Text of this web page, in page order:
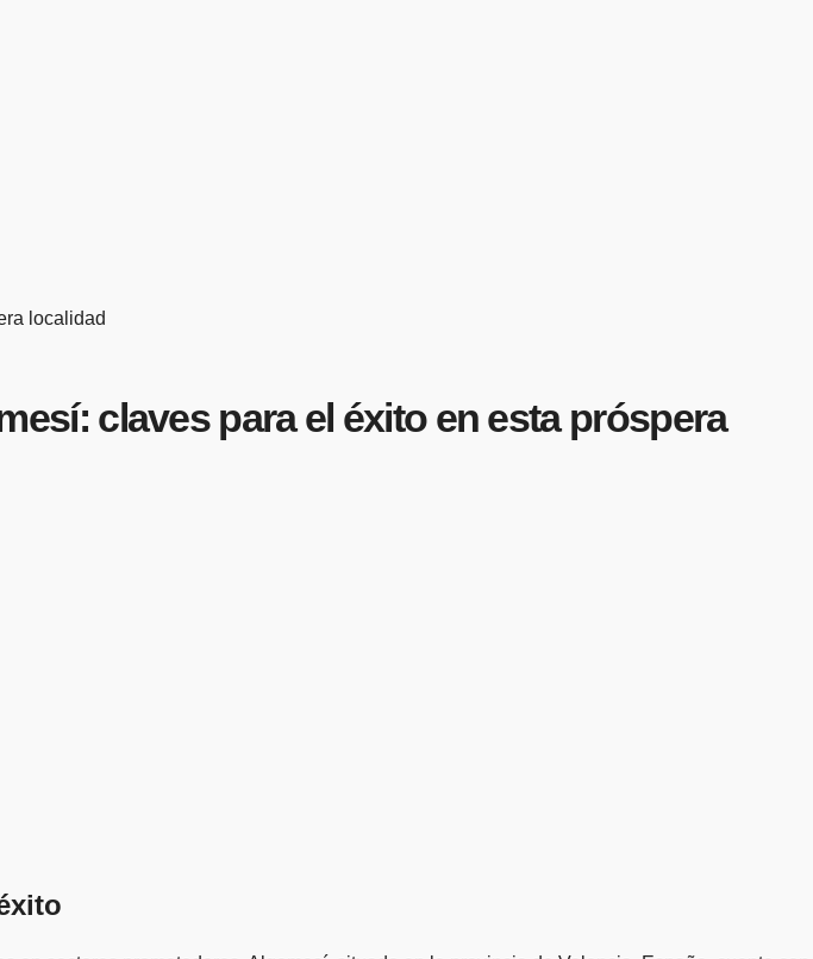
localidad
claves para el éxito en esta próspera